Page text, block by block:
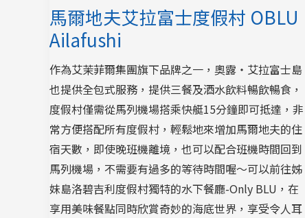
馬爾地夫艾拉富士度假村 OBLU
Ailafushi
作為艾茉菲爾集團旗下品牌之一，奧露‧艾拉富士島
也提供全包式服務，提供三餐及酒水飲料暢飲暢食，
度假村僅需從馬列機場搭乘快艇15分鐘即可抵達，非
常方便搭配所有度假村，輕鬆地來增加馬爾地夫的住
宿天數，即使晚班機離境，也可以配合班機時間回到
馬列機場，不需要有過多的等待時間喔～可以前往姊
妹島洛碧吉利度假村獨特的水下餐廳-Only BLU，在
享用美味餐點同時欣賞奇妙的海底世界，享受令人耳